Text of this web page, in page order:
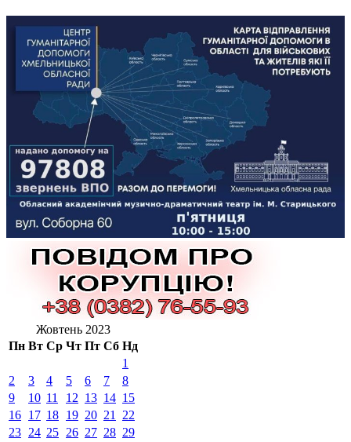
Жовтень 2023
Пн Вт Ср Чт Пт Сб Нд
1
2
3 4 5 6 7
8
9
10 11 12 13 14 15
16 17 18 19 20 21
22
23 24 25 26 27 28 29